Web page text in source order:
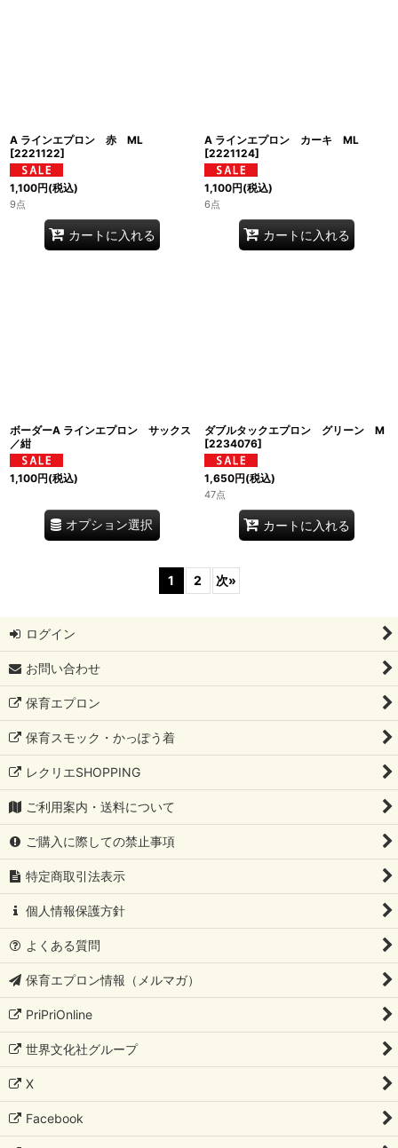
A ラインエプロン 赤 ML
[2221122]
1,100円(税込)
9点
カートに入れる
A ラインエプロン カーキ ML
[2221124]
1,100円(税込)
6点
カートに入れる
ボーダーA ラインエプロン サックス
／紺
1,100円(税込)
オプション選択
ダブルタックエプロン グリーン M
[2234076]
1,650円(税込)
47点
カートに入れる
1 2 次»
ログイン
お問い合わせ
保育エプロン
保育スモック・かっぽう着
レクリエSHOPPING
ご利用案内・送料について
ご購入に際しての禁止事項
特定商取引法表示
個人情報保護方針
よくある質問
保育エプロン情報（メルマガ）
PriPriOnline
世界文化社グループ
X
Facebook